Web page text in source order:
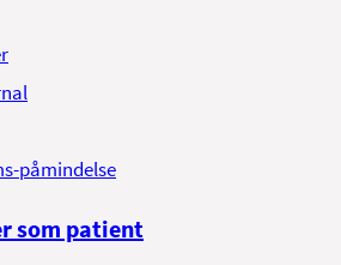
påmindelse
som patient